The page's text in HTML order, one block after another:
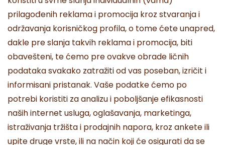
prilagođenih reklama i promocija kroz stvaranja i
održavanja korisničkog profila, o tome ćete unapred,
dakle pre slanja takvih reklama i promocija, biti
obavešteni, te ćemo pre ovakve obrade ličnih
podataka svakako zatražiti od vas poseban, izričit i
informisani pristanak. Vaše podatke ćemo po
potrebi koristiti za analizu i poboljšanje efikasnosti
naših internet usluga, oglašavanja, marketinga,
istraživanja tržišta i prodajnih napora, kroz ankete ili
upite druge vrste, ili na način koji će osigurati da se